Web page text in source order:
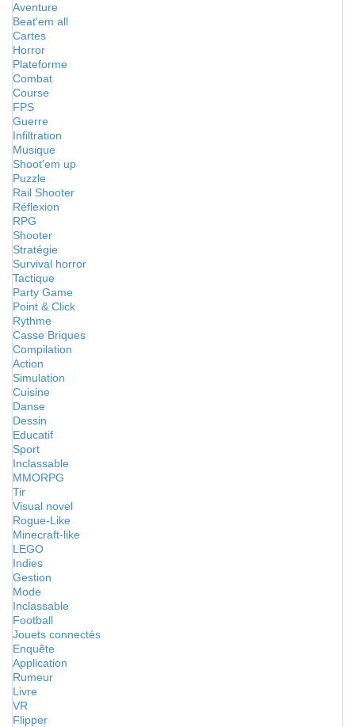
Aventure
Beat'em all
Cartes
Horror
Plateforme
Combat
Course
FPS
Guerre
Infiltration
Musique
Shoot'em up
Puzzle
Rail Shooter
Réflexion
RPG
Shooter
Stratégie
Survival horror
Tactique
Party Game
Point & Click
Rythme
Casse Briques
Compilation
Action
Simulation
Cuisine
Danse
Dessin
Educatif
Sport
Inclassable
MMORPG
Tir
Visual novel
Rogue-Like
Minecraft-like
LEGO
Indies
Gestion
Mode
Inclassable
Football
Jouets connectés
Enquête
Application
Rumeur
Livre
VR
Flipper